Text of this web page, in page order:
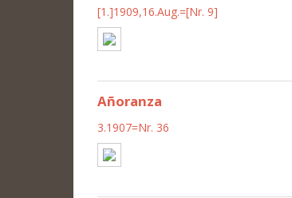
[1.]1909,16.Aug.=[Nr. 9]
Añoranza
3.1907=Nr. 36